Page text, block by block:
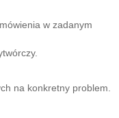
w zadanym
na konkretny problem.